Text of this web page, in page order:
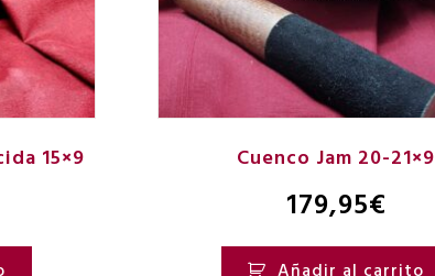
15×9 Cuenco Jam 20-21×9
179,95€